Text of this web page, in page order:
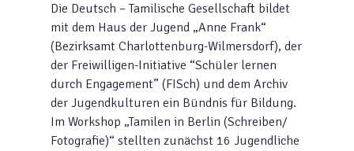
Die Deutsch – Tamilische Gesellschaft bildet
mit dem Haus der Jugend „Anne Frank“
(Bezirksamt Charlottenburg-Wilmersdorf), der
der Freiwilligen-Initiative “Schüler lernen
durch Engagement” (FISch) und dem Archiv
der Jugendkulturen ein Bündnis für Bildung.
Im Workshop „Tamilen in Berlin (Schreiben/
Fotografie)“ stellten zunächst 16 Jugendliche